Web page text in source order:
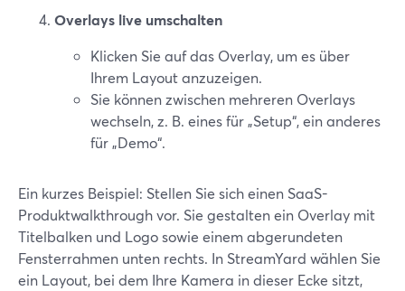
Overlays live umschalten
Klicken Sie auf das Overlay, um es über
Ihrem Layout anzuzeigen.
Sie können zwischen mehreren Overlays
wechseln, z. B. eines für „Setup“, ein anderes
für „Demo“.
Ein kurzes Beispiel: Stellen Sie sich einen SaaS-
Produktwalkthrough vor. Sie gestalten ein Overlay mit
Titelbalken und Logo sowie einem abgerundeten
Fensterrahmen unten rechts. In StreamYard wählen Sie
ein Layout, bei dem Ihre Kamera in dieser Ecke sitzt,